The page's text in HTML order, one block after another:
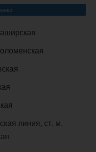
линия, ст. м.